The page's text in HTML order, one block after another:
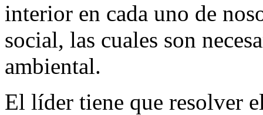
interior en cada uno de
social, las cuales son
ambiental.
El líder tiene que resolver